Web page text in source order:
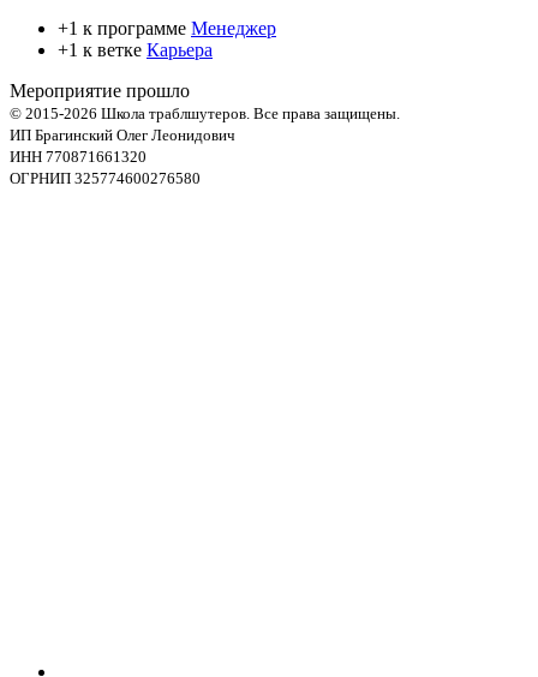
+1 к программе Менеджер
+1 к ветке Карьера
Мероприятие прошло
© 2015-2026 Школа траблшутеров. Все права защищены.
ИП Брагинский Олег Леонидович
ИНН 770871661320
ОГРНИП 325774600276580